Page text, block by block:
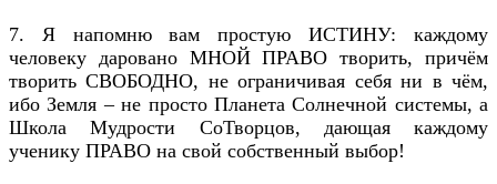
7. Я напомню вам простую ИСТИНУ: каждому
человеку даровано МНОЙ ПРАВО творить, причём
творить СВОБОДНО, не ограничивая себя ни в чём,
ибо Земля – не просто Планета Солнечной системы, а
Школа Мудрости СоТворцов, дающая каждому
ученику ПРАВО на свой собственный выбор!